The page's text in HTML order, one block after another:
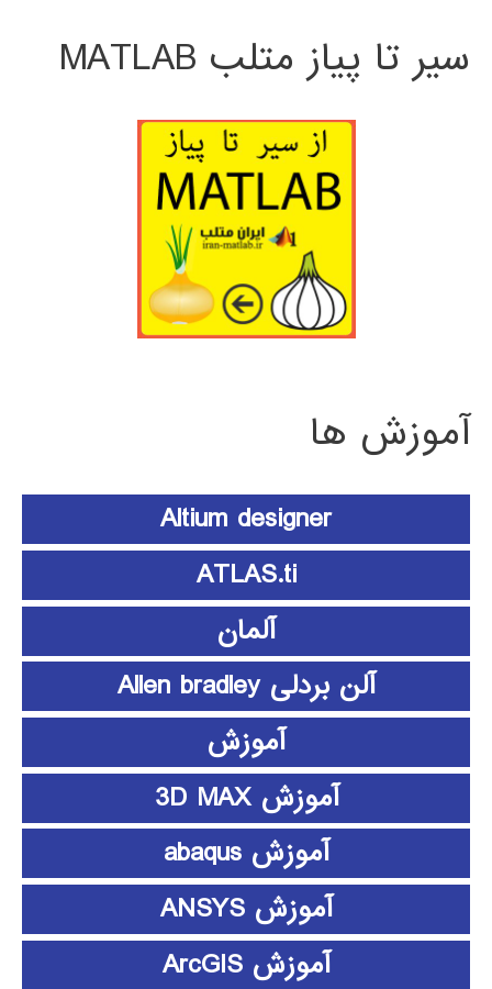
سیر تا پیاز متلب MATLAB
آموزش ها
Altium designer
ATLAS.ti
آلمان
آلن بردلی Allen bradley
آموزش
آموزش 3D MAX
آموزش abaqus
آموزش ANSYS
آموزش ArcGIS